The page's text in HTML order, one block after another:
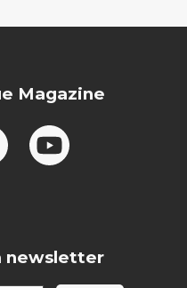
Magazine
newsletter